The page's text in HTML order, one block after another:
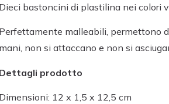
Dieci bastoncini di plastilina nei colori
Perfettamente malleabili, permettono
mani, non si attaccano e non si
Dettagli prodotto
Dimensioni: 12 x 1,5 x 12,5 cm